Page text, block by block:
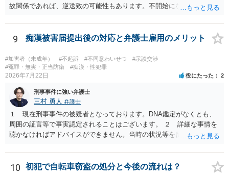
故関係であれば、逆送致の可能性もあります。不開始になるかどうか
9 痴漢被害届提出後の対応と弁護士雇用のメリット
#加害者（未成年） #不起訴 #不同意わいせつ
#示談交渉
#冤罪・無実・正当防衛
#痴漢・性犯罪
2026年7月22日 役にたった 2
刑事事件に強い弁護士
三村 勇人 弁護士
１ 現在刑事事件の被疑者となっております。DNA鑑定がなくとも、
周囲の証言等で事実認定されることはございます。 ２ 詳細な事情を
聴かなければアドバイスができません。当時の状況等を反論していく
ず、当事者で解決した事例を知りません。依頼しない理由がないかと
思います。
10 初犯で自転車窃盗の処分と今後の流れは？